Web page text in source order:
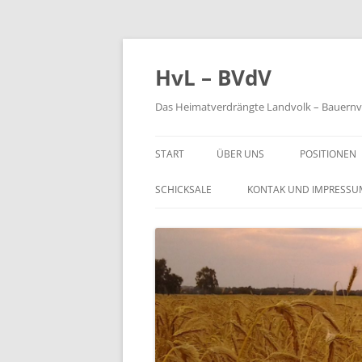
Zum
HvL – BVdV
Das Heimatverdrängte Landvolk –
START ÜBER UNS
WILKOMMEN
VORSTAND
POSITIONEN
DES HVL
SCHICKSALE KONTAK UND